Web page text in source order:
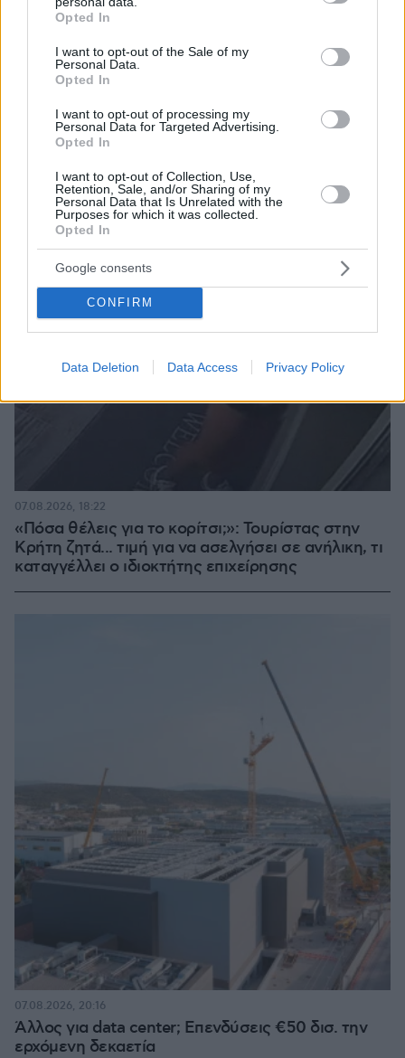
grant or deny consent to Google and its third-party tags to
use your data for below specified purposes in below Google
consent section.
Opted In
I want to opt-out of the Sale of my
Personal Data.
Opted In
I want to opt-out of processing my
Personal Data for Targeted Advertising.
Opted In
I want to opt-out of Collection, Use,
Retention, Sale, and/or Sharing of my
Personal Data that Is Unrelated with the
Purposes for which it was collected.
Opted In
Google consents
CONFIRM
Data Deletion Data Access Privacy Policy
ΔΕΙΤΕ ΟΛΕΣ ΤΙΣ ΕΙΔΗΣΕΙΣ
ΤΑ ΠΙΟ ΔΗΜΟΦΙΛΗ
«Πόσα θέλεις για το κορίτσι;»: Τουρίστας στην
Κρήτη ζητά... τιμή για να ασελγήσει σε ανήλικη, τι
καταγγέλλει ο ιδιοκτήτης επιχείρησης
07.08.2026, 18:22
Άλλος για data center; Επενδύσεις €50 δισ. την
ερχόμενη δεκαετία
07.08.2026, 20:16